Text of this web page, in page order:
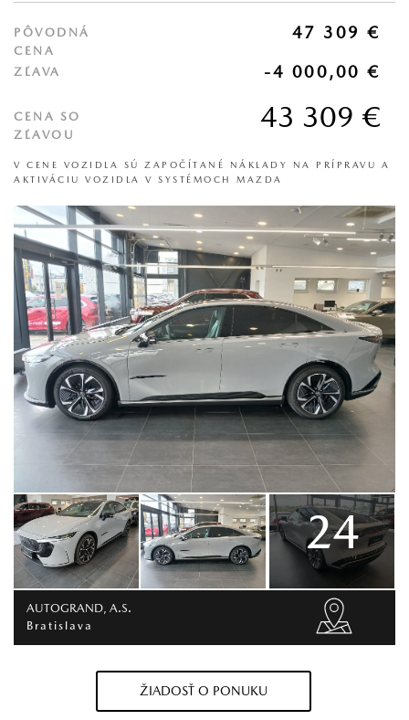
PÔVODNÁ
CENA
47 309 €
ZĽAVA -4 000,00 €
CENA SO
ZĽAVOU
43 309 €
V CENE VOZIDLA SÚ ZAPOČÍTANÉ NÁKLADY NA PRÍPRAVU A
AKTIVÁCIU VOZIDLA V SYSTÉMOCH MAZDA
24
AUTOGRAND, A.S.
Bratislava
ŽIADOSŤ O PONUKU